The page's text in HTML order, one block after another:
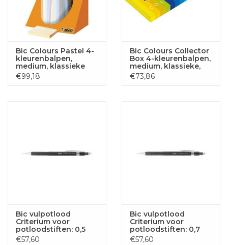
Bic Colours Pastel 4-
kleurenbalpen,
medium, klassieke
inktkleuren, display
van 30 stuks
€99,18
Bic Colours Collector
Box 4-kleurenbalpen,
medium, klassieke,
pastel en fasion
inktkleuren, doos van
€73,86
Bic vulpotlood
Criterium voor
potloodstiften: 0,5
mm
€57,60
Bic vulpotlood
Criterium voor
potloodstiften: 0,7
mm
€57,60